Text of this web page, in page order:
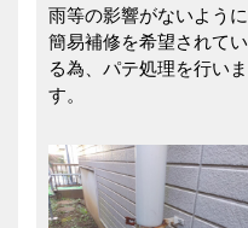
雨等の影響がないように
簡易補修を希望されてい
る為、パテ処理を行いま
す。